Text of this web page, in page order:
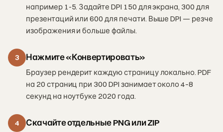
например 1-5. Задайте DPI 150 для экрана, 300 для
презентаций или 600 для печати. Выше DPI — резче
изображения и больше файлы.
3 Нажмите «Конвертировать»
Браузер рендерит каждую страницу локально. PDF
на 20 страниц при 300 DPI занимает около 4–8
секунд на ноутбуке 2020 года.
4 Скачайте отдельные PNG или ZIP